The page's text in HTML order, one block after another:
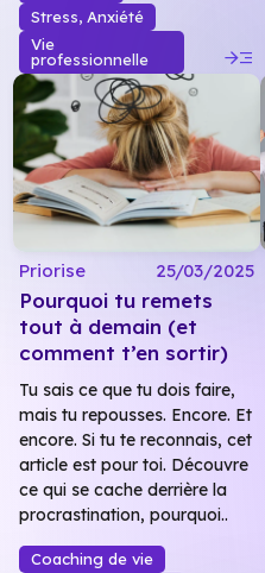
Stress, Anxiété
Vie
professionnelle
read_more
Priorise 25/03/2025
Pourquoi tu remets
tout à demain (et
comment t’en sortir)
Tu sais ce que tu dois faire,
mais tu repousses. Encore. Et
encore. Si tu te reconnais, cet
article est pour toi. Découvre
ce qui se cache derrière la
procrastination, pourquoi..
Coaching de vie